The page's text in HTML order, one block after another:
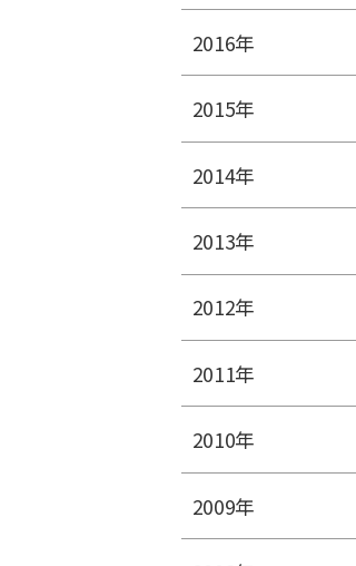
2016年
2015年
2014年
2013年
2012年
2011年
2010年
2009年